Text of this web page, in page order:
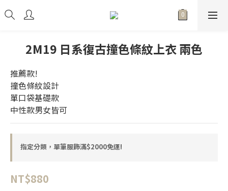
2M19 日系復古撞色條紋上衣 兩色
推薦款!
撞色條紋設計
單口袋基礎款
中性款男女皆可
指定分類，單筆服飾滿$2000免運!
NT$880